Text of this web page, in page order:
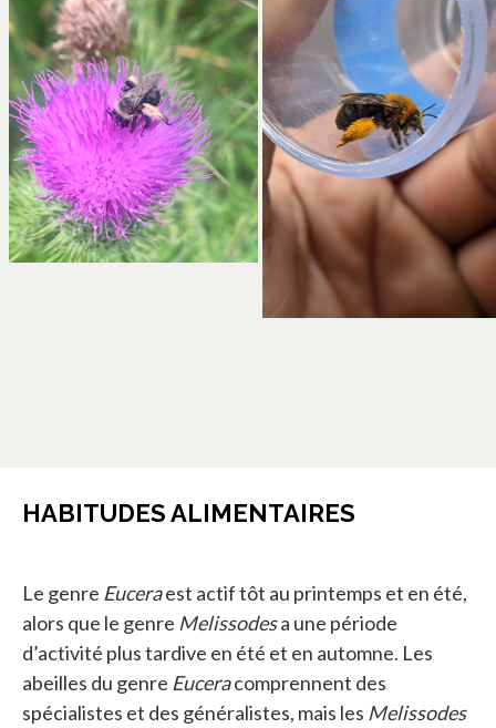
HABITUDES ALIMENTAIRES
Le genre Euceraest actif tôt au printemps et en été,
alors que le genre Melissodesa une période
d’activité plus tardive en été et en automne. Les
abeilles du genre Euceracomprennent des
spécialistes et des généralistes, mais les Melissodes